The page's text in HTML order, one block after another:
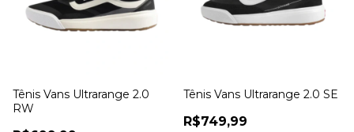
Tênis Vans Ultrarange 2.0
RW
Tênis Vans Ultrarange 2.0 SE
R$749,99